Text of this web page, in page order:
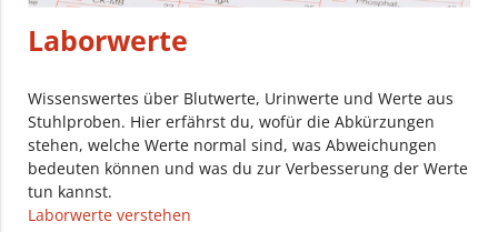
Laborwerte
Wissenswertes über Blutwerte, Urinwerte und Werte aus
Stuhlproben. Hier erfährst du, wofür die Abkürzungen
stehen, welche Werte normal sind, was Abweichungen
bedeuten können und was du zur Verbesserung der Werte
tun kannst.
Laborwerte verstehen